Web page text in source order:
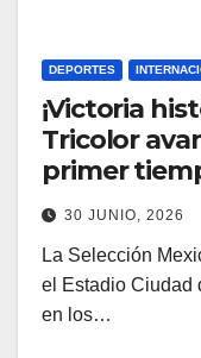
DEPORTES
¡Victoria
Tricolor
primer
30 JUNIO, 2026
La Selección
el Estadio Ciudad
en los…